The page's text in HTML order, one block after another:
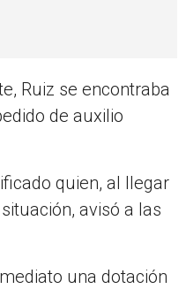
Ruiz se encontraba
de auxilio
quien, al llegar
avisó a las
una dotación